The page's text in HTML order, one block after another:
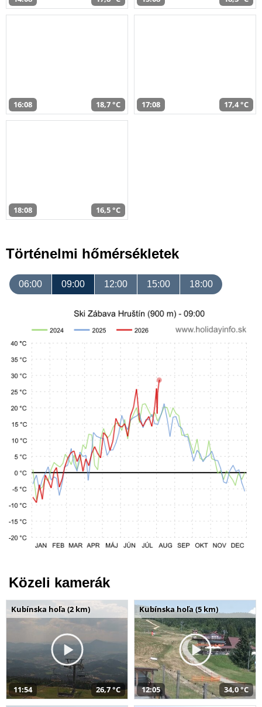
16:08 18,7 °C 17:08 17,4 °C
18:08 16,5 °C
Történelmi hőmérsékletek
06:00 09:00 12:00 15:00 18:00
Közeli kamerák
Kubínska hoľa (2 km)
11:54 26,7 °C
Kubínska hoľa (5 km)
12:05 34,0 °C